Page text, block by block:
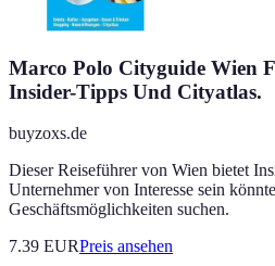
Marco Polo Cityguide Wien
Insider-Tipps Und Cityatlas.
buyzoxs.de
Dieser Reiseführer von Wien bietet
Unternehmer von Interesse sein
Geschäftsmöglichkeiten suchen.
7.39 EURPreis ansehen